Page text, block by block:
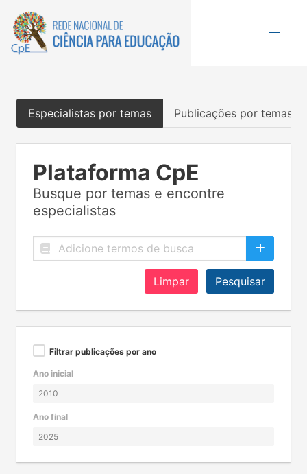
Especialistas por temas Publicações por temas
Plataforma CpE
Busque por temas e encontre
especialistas
Limpar Pesquisar
Filtrar publicações por ano
Ano inicial
Ano final